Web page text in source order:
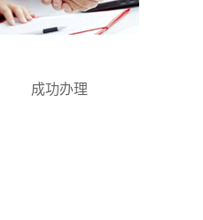
成功办理